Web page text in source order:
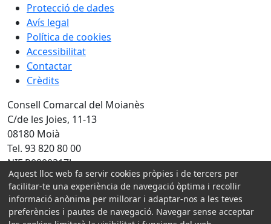
Protecció de dades
Avís legal
Política de cookies
Accessibilitat
Contactar
Crèdits
Consell Comarcal del Moianès
C/de les Joies, 11-13
08180 Moià
Tel. 93 820 80 00
NIF P0800317J
Amb la col·laboració de:
Aquest lloc web fa servir cookies pròpies i de tercers per
facilitar-te una experiència de navegació òptima i recollir
informació anònima per millorar i adaptar-nos a les teves
preferències i pautes de navegació. Navegar sense acceptar